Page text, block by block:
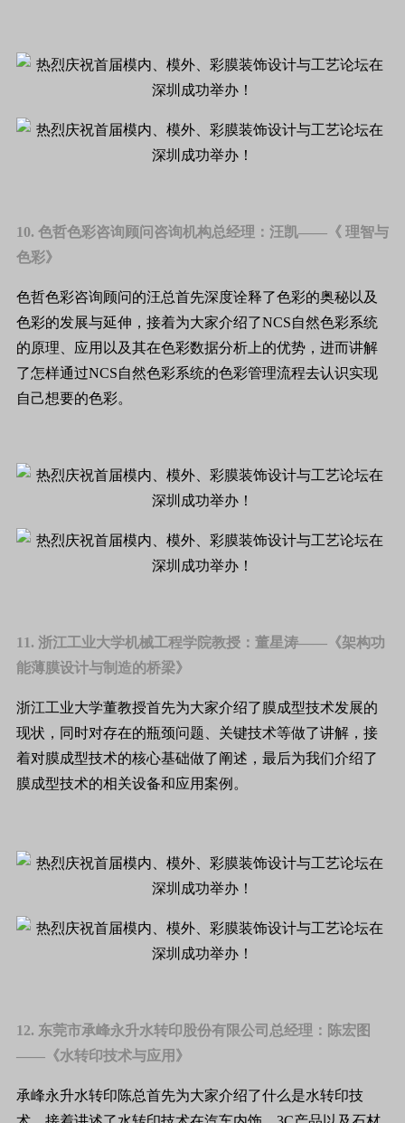
10. 色哲色彩咨询顾问咨询机构总经理：汪凯——《 理智与
色彩》
色哲色彩咨询顾问的汪总首先深度诠释了色彩的奥秘以及
色彩的发展与延伸，接着为大家介绍了NCS自然色彩系统
的原理、应用以及其在色彩数据分析上的优势，进而讲解
了怎样通过NCS自然色彩系统的色彩管理流程去认识实现
自己想要的色彩。
11. 浙江工业大学机械工程学院教授：董星涛——《架构功
能薄膜设计与制造的桥梁》
浙江工业大学董教授首先为大家介绍了膜成型技术发展的
现状，同时对存在的瓶颈问题、关键技术等做了讲解，接
着对膜成型技术的核心基础做了阐述，最后为我们介绍了
膜成型技术的相关设备和应用案例。
12. 东莞市承峰永升水转印股份有限公司总经理 ：陈宏图
——《水转印技术与应用》
承峰永升水转印陈总首先为大家介绍了什么是水转印技